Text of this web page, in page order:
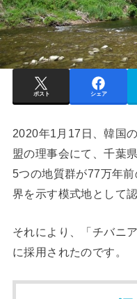
ポスト シェア
2020年1月17日、韓国
盟の理事会にて、千葉
5つの地質群が77万年
界を示す模式地として
それにより、「チバニ
に採用されたのです。